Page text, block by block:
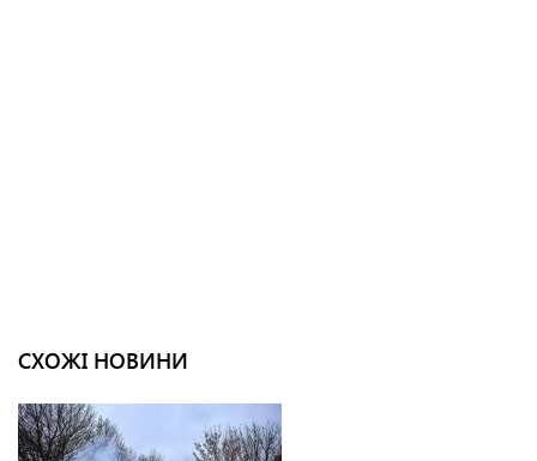
СХОЖІ НОВИНИ